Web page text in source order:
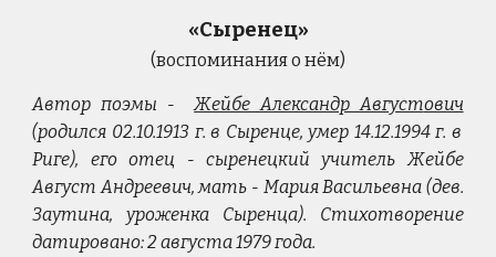
«Сыренец»
(воспоминания о нём)
Автор поэмы -Жейбе Александр Августович
(родился 02.10.1913 г. в Сыренце, умер 14.12.1994 г. в
Риге), его отец - сыренецкий учитель Жейбе
Август Андреевич, мать - Мария Васильевна (дев.
Заутина, уроженка Сыренца). Стихотворение
датировано: 2 августа 1979 года.